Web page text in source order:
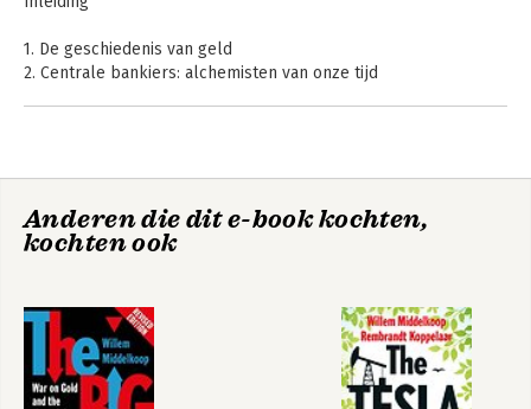
De Big Reset
Patronen van
1. De geschiedenis van geld
2. Centrale bankiers: alchemisten van onze tijd
Nawoord
Appendices
Anderen die dit e-book kochten,
kochten ook